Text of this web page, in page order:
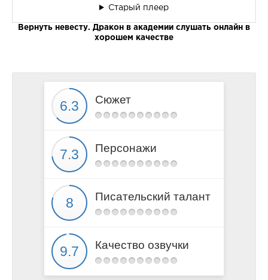
Глава 14
Глава 18
Глава 19
Глава 21
Глава 22
Глава 24
Глава 25
Глава 27
Старый плеер
Вернуть невесту. Дракон в академии слушать онлайн в
хорошем качестве
Сюжет
Персонажи
Писательский талант
Качество озвучки